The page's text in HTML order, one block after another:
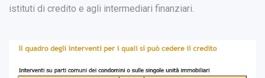
istituti di credito e agli intermediari finanziari.